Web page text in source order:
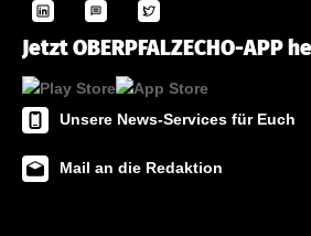
Jetzt OBERPFALZECHO-APP
Unsere News-Services für Euch
Mail an die Redaktion